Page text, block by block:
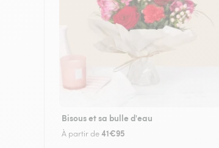
Bisous et sa bulle d'eau
À partir de41€95